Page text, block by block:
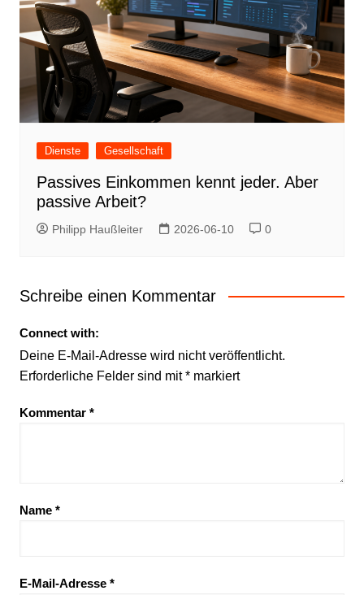
Dienste Gesellschaft
Passives Einkommen kennt jeder. Aber
passive Arbeit?
Philipp Haußleiter 2026-06-10 0
Schreibe einen Kommentar
Connect with:
Deine E-Mail-Adresse wird nicht veröffentlicht.
Erforderliche Felder sind mit*markiert
Kommentar *
Name *
E-Mail-Adresse *